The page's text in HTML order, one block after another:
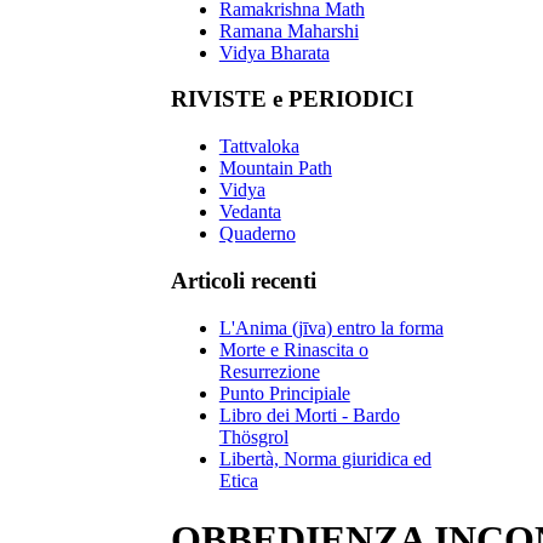
Ramakrishna Math
Ramana Maharshi
Vidya Bharata
RIVISTE e PERIODICI
Tattvaloka
Mountain Path
Vidya
Vedanta
Quaderno
Articoli recenti
L'Anima (jīva) entro la forma
Morte e Rinascita o
Resurrezione
Punto Principiale
Libro dei Morti - Bardo
Thösgrol
Libertà, Norma giuridica ed
Etica